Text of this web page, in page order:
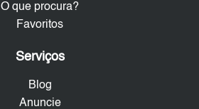
O que procura?
Favoritos
Serviços
Blog
Anuncie